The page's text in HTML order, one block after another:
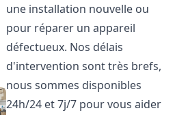
une installation nouvelle ou
pour réparer un appareil
défectueux. Nos délais
d'intervention sont très brefs,
nous sommes disponibles
24h/24 et 7j/7 pour vous aider